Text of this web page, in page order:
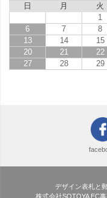
日
月 火
1
6
7 8
13
14 15
20
21 22
27
28 29
デザイン表札と
株式会社SOTOYA EC